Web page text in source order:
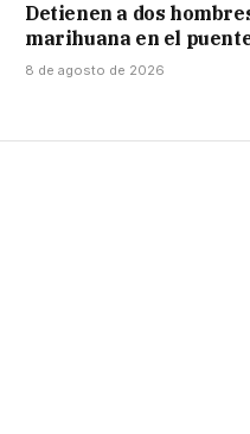
Detienen a dos
marihuana en el
8 de agosto de 2026